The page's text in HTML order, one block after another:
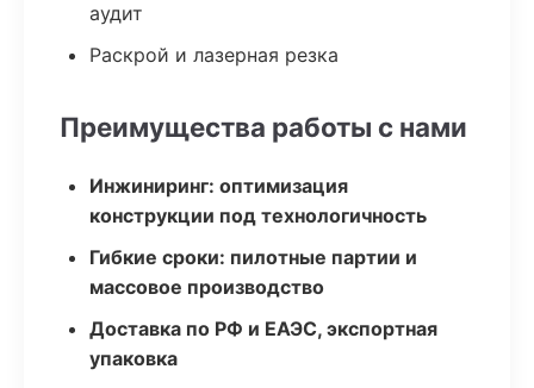
аудит
Раскрой и лазерная резка
Преимущества работы с нами
Инжиниринг: оптимизация
конструкции под технологичность
Гибкие сроки: пилотные партии и
массовое производство
Доставка по РФ и ЕАЭС, экспортная
упаковка